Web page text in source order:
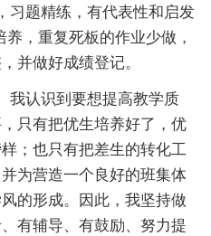
题精练，有代表性和启发
，重复死板的作业少做，
并做好成绩登记。
认识到要想提高教学质
只有把优生培养好了，优
；也只有把差生的转化工
为营造一个良好的班集体
的形成。因此，我坚持做
有辅导、有鼓励、努力提